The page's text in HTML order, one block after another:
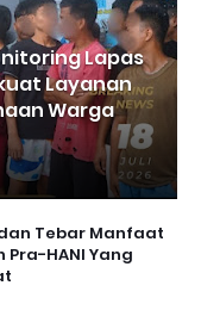
Lapas
Layanan
Warga
Tebar Manfaat
Pra-HANI Yang